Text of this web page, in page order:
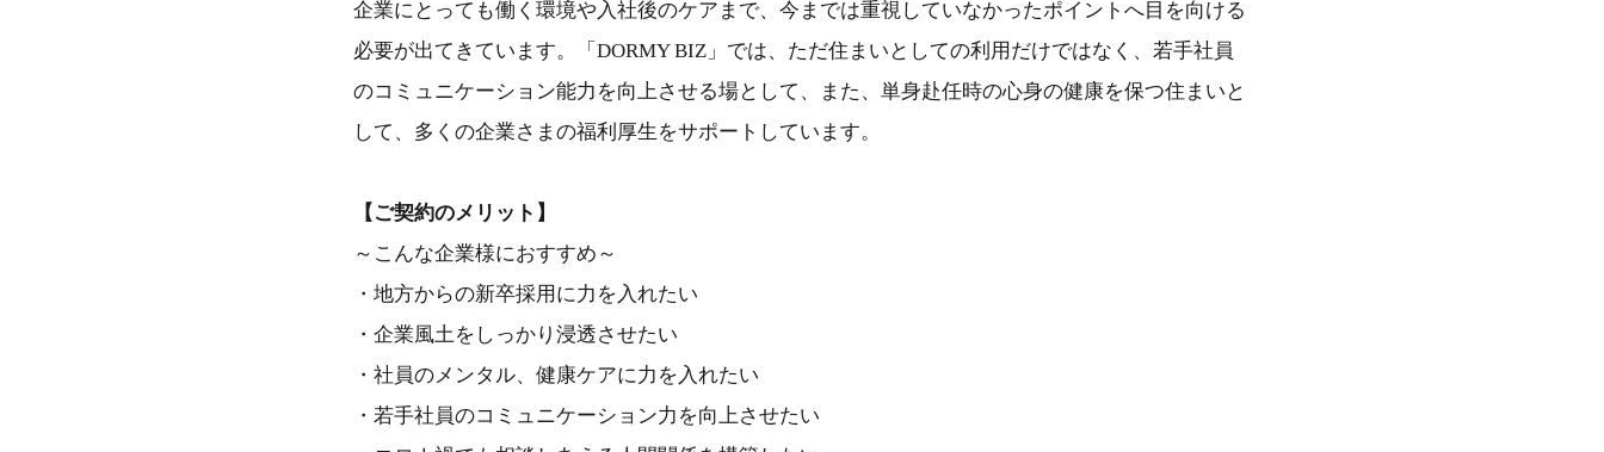
企業にとっても働く環境や入社後のケアまで、今までは重視していなかったポイントへ目を向ける
必要が出てきています。「DORMY BIZ」では、ただ住まいとしての利用だけではなく、若手社員
のコミュニケーション能力を向上させる場として、また、単身赴任時の心身の健康を保つ住まいと
して、多くの企業さまの福利厚生をサポートしています。
【ご契約のメリット】
～こんな企業様におすすめ～
・地方からの新卒採用に力を入れたい
・企業風土をしっかり浸透させたい
・社員のメンタル、健康ケアに力を入れたい
・若手社員のコミュニケーション力を向上させたい